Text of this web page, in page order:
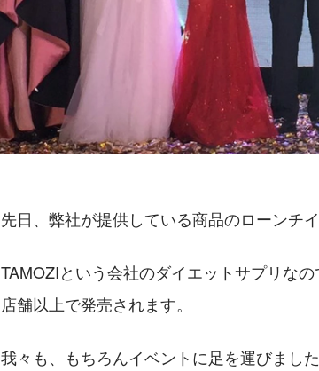
先日、弊社が提供している商品のローンチ
TAMOZIという会社のダイエットサプリな
店舗以上で発売されます。
我々も、もちろんイベントに足を運びました